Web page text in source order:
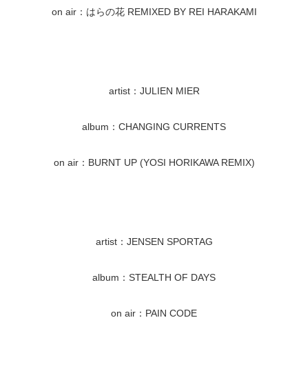
on air：はらの花 REMIXED BY REI HARAKAMI
artist：JULIEN MIER
album：CHANGING CURRENTS
on air：BURNT UP (YOSI HORIKAWA REMIX)
artist：JENSEN SPORTAG
album：STEALTH OF DAYS
on air：PAIN CODE